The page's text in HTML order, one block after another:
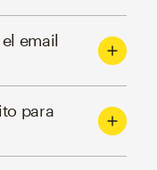
email
para